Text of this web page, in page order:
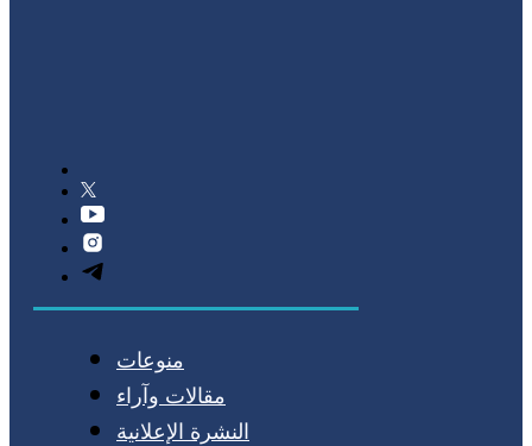
منوعات
مقالات وآراء
النشرة الإعلانية